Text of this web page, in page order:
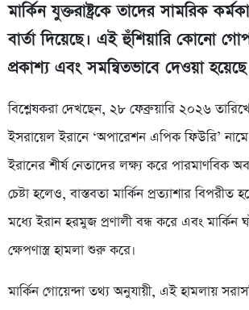
মার্কিন যুক্তরাষ্ট্রকে তাদের সামরিক
বার্তা দিয়েছে। এই হুঁশিয়ারি কোনো
প্রকাশ্য এবং সমন্বিতভাবে দেওয়া
বিশ্লেষকরা দেখছেন, ২৮ ফেব্রুয়ারি ২০২৬ তারিখে
ইসরায়েল ইরানে ‘অপারেশন এপিক ফিউরি’ নামে
ইরানের শীর্ষ নেতাদের লক্ষ্য করে পারমাণবিক
চেষ্টা হলেও, বাস্তবতা মার্কিন প্রত্যাশার বিপরীত
মধ্যে ইরান হরমুজ প্রণালী বন্ধ করে এবং মার্কিন
ক্ষেপণাস্ত্র হামলা শুরু করে।
মার্কিন গোয়েন্দা তথ্য অনুযায়ী, এই হামলায়